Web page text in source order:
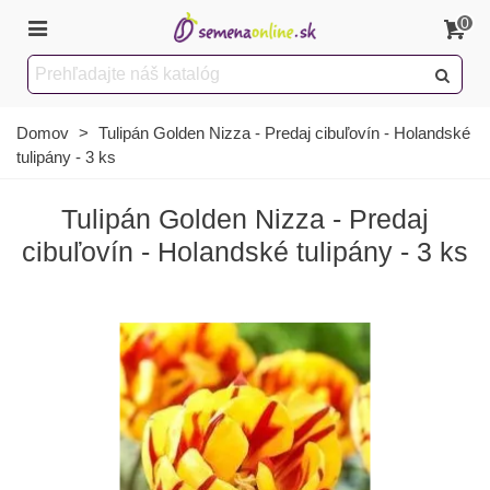
0
Domov > Tulipán Golden Nizza - Predaj cibuľovín - Holandské
tulipány - 3 ks
Tulipán Golden Nizza - Predaj
cibuľovín - Holandské tulipány - 3 ks